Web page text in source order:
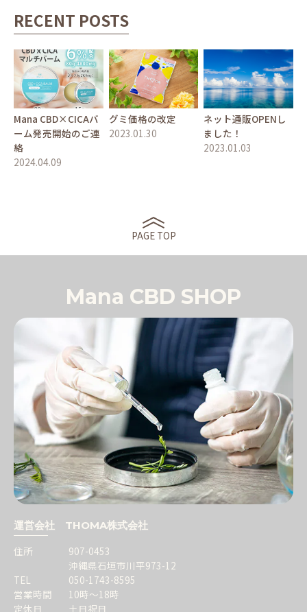
RECENT POSTS
Mana CBD×CICAバ
ーム発売開始のご連
絡
2024.04.09
グミ価格の改定
2023.01.30
ネット通販OPENし
ました！
2023.01.03
PAGE TOP
Mana CBD SHOP
運営会社 THOMA株式会社
住所
907-0453
沖縄県石垣市川平973-12
TEL
050-1743-8595
営業時間
10時～18時
定休日
土日祝日